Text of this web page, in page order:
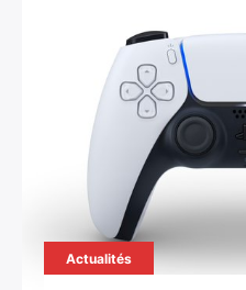
Actualités